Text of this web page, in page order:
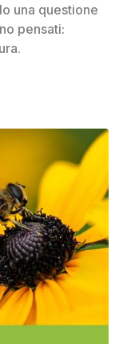
una questione
pensati: